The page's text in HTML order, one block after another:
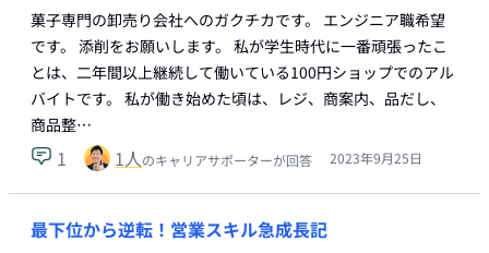
菓子専門の卸売り会社へのガクチカです。 エンジニア職希望
です。 添削をお願いします。 私が学生時代に一番頑張ったこ
とは、二年間以上継続して働いている100円ショップでのアル
バイトです。 私が働き始めた頃は、レジ、商案内、品だし、
商品整…
1 1人のキャリアサポーターが回答 2023年9月25日
最下位から逆転！営業スキル急成長記